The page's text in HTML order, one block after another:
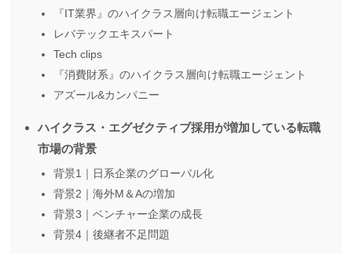
『IT業界』のハイクラス層向け転職エージェント
レバテックエキスパート
Tech clips
『消費財系』のハイクラス層向け転職エージェント
アズール&カンパニー
ハイクラス・エグゼクティブ採用が増加している転職
市場の背景
背景1｜日系企業のグローバル化
背景2｜海外M＆Aの増加
背景3｜ベンチャー企業の成長
背景4｜後継者不足問題